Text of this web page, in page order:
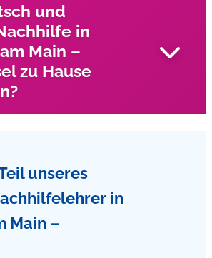
kommen in Frankfurt am Main –
Schüler nach Hause und geben
Einzelunterricht
und
in
Main –
zu Hause
nach Hause und geben Englisch
im Einzelunterricht
unseres
in
Main –